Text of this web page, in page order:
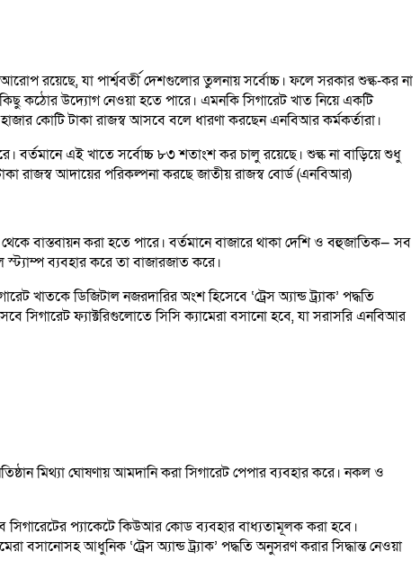
রয়েছে, যা পার্শ্ববর্তী দেশগুলোর তুলনায় সর্বোচ্চ। ফলে সরকার শুল্ক-কর না
কঠোর উদ্যোগ নেওয়া হতে পারে। এমনকি সিগারেট খাত নিয়ে একটি
কোটি টাকা রাজস্ব আসবে বলে ধারণা করছেন এনবিআর কর্মকর্তারা।
বর্তমানে এই খাতে সর্বোচ্চ ৮৩ শতাংশ কর চালু রয়েছে। শুল্ক না বাড়িয়ে শুধু
রাজস্ব আদায়ের পরিকল্পনা করছে জাতীয় রাজস্ব বোর্ড (এনবিআর)
বাস্তবায়ন করা হতে পারে। বর্তমানে বাজারে থাকা দেশি ও বহুজাতিক— সব
ব্যবহার করে তা বাজারজাত করে।
ডিজিটাল নজরদারির অংশ হিসেবে ‘ট্রেস অ্যান্ড ট্র্যাক’ পদ্ধতি
সিগারেট ফ্যাক্টরিগুলোতে সিসি ক্যামেরা বসানো হবে, যা সরাসরি এনবিআর
মিথ্যা ঘোষণায় আমদানি করা সিগারেট পেপার ব্যবহার করে। নকল ও
সিগারেটের প্যাকেটে কিউআর কোড ব্যবহার বাধ্যতামূলক করা হবে।
বসানোসহ আধুনিক ‘ট্রেস অ্যান্ড ট্র্যাক’ পদ্ধতি অনুসরণ করার সিদ্ধান্ত নেওয়া